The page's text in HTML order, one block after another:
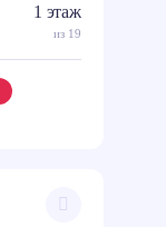
1 этаж
из 19